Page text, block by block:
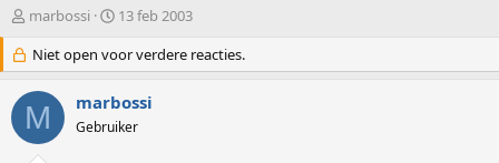
O
d
e
r
w
e
marbossi
S
a
r
d
a
13 feb 2003
Niet open voor verdere reacties.
M marbossi
Gebruiker